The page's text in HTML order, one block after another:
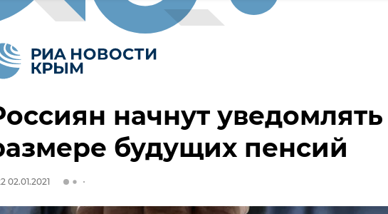
начнут
будущих пенсий
02.01.2021